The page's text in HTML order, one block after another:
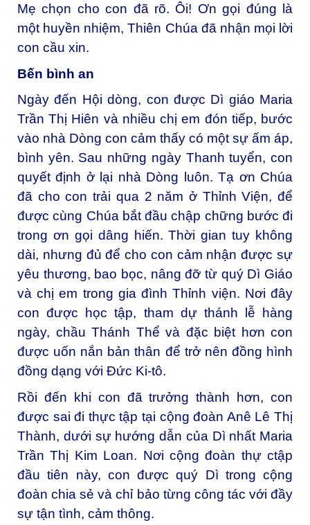
Mẹ chọn cho con đã rõ. Ôi! Ơn gọi đúng là
một huyền nhiệm, Thiên Chúa đã nhận mọi lời
con cầu xin.
Bến bình an
Ngày đến Hội dòng, con được Dì giáo Maria
Trần Thị Hiên và nhiều chị em đón tiếp, bước
vào nhà Dòng con cảm thấy có một sự ấm áp,
bình yên. Sau những ngày Thanh tuyển, con
quyết định ở lại nhà Dòng luôn. Tạ ơn Chúa
đã cho con trải qua 2 năm ở Thỉnh Viện, để
được cùng Chúa bắt đầu chập chững bước đi
trong ơn gọi dâng hiến. Thời gian tuy không
dài, nhưng đủ để cho con cảm nhận được sự
yêu thương, bao bọc, nâng đỡ từ quý Dì Giáo
và chị em trong gia đình Thỉnh viện. Nơi đây
con được học tập, tham dự thánh lễ hàng
ngày, chầu Thánh Thể và đặc biệt hơn con
được uốn nắn bản thân để trở nên đồng hình
đồng dạng với Đức Ki-tô.
Rồi đến khi con đã trưởng thành hơn, con
được sai đi thực tập tại cộng đoàn Anê Lê Thị
Thành, dưới sự hướng dẫn của Dì nhất Maria
Trần Thị Kim Loan. Nơi cộng đoàn thự ctập
đầu tiên này, con được quý Dì trong cộng
đoàn chia sẻ và chỉ bảo từng công tác với đầy
sự tận tình, cảm thông.